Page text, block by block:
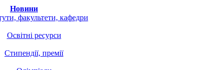
Новини
факультети, кафедри
Освітні ресурси
Стипендії, премії